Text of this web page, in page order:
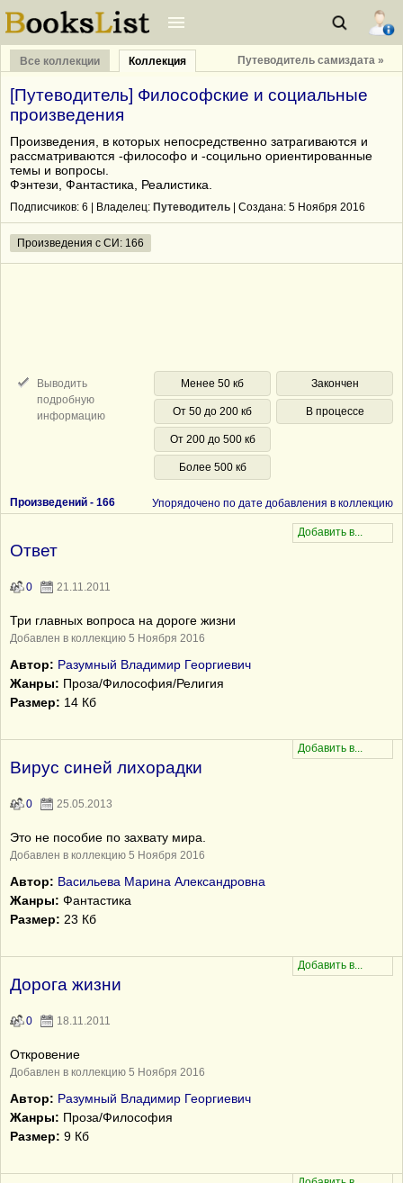
Все коллекции Коллекция Путеводитель самиздата »
[Путеводитель] Философские и социальные
произведения
Произведения, в которых непосредственно затрагиваются и
рассматриваются -философо и -социльно ориентированные
темы и вопросы.
Фэнтези, Фантастика, Реалистика.
Подписчиков: 6 | Владелец: Путеводитель | Cоздана: 5 Ноября 2016
Произведения с СИ: 166
Выводить
подробную
информацию
Менее 50 кб
От 50 до 200 кб
От 200 до 500 кб
Более 500 кб
Закончен
В процессе
Произведений - 166 Упорядочено по дате добавления в коллекцию
Ответ
0 21.11.2011
Три главных вопроса на дороге жизни
Добавлен в коллекцию 5 Ноября 2016
Автор: Разумный Владимир Георгиевич
Жанры: Проза/Философия/Религия
Размер: 14 Кб
Вирус синей лихорадки
0 25.05.2013
Это не пособие по захвату мира.
Добавлен в коллекцию 5 Ноября 2016
Автор: Васильева Марина Александровна
Жанры: Фантастика
Размер: 23 Кб
Дорога жизни
0 18.11.2011
Откровение
Добавлен в коллекцию 5 Ноября 2016
Автор: Разумный Владимир Георгиевич
Жанры: Проза/Философия
Размер: 9 Кб